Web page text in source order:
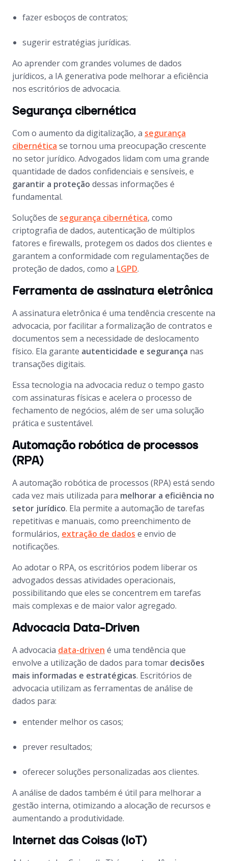
fazer esboços de contratos;
sugerir estratégias jurídicas.
Ao aprender com grandes volumes de dados
jurídicos, a IA generativa pode melhorar a eficiência
nos escritórios de advocacia.
Segurança cibernética
Com o aumento da digitalização, a segurança
cibernética se tornou uma preocupação crescente
no setor jurídico. Advogados lidam com uma grande
quantidade de dados confidenciais e sensíveis, e
garantir a proteção dessas informações é
fundamental.
Soluções de segurança cibernética, como
criptografia de dados, autenticação de múltiplos
fatores e firewalls, protegem os dados dos clientes e
garantem a conformidade com regulamentações de
proteção de dados, como a LGPD.
Ferramenta de assinatura eletrônica
A assinatura eletrônica é uma tendência crescente na
advocacia, por facilitar a formalização de contratos e
documentos sem a necessidade de deslocamento
físico. Ela garante autenticidade e segurança nas
transações digitais.
Essa tecnologia na advocacia reduz o tempo gasto
com assinaturas físicas e acelera o processo de
fechamento de negócios, além de ser uma solução
prática e sustentável.
Automação robótica de processos
(RPA)
A automação robótica de processos (RPA) está sendo
cada vez mais utilizada para melhorar a eficiência no
setor jurídico. Ela permite a automação de tarefas
repetitivas e manuais, como preenchimento de
formulários, extração de dados e envio de
notificações.
Ao adotar o RPA, os escritórios podem liberar os
advogados dessas atividades operacionais,
possibilitando que eles se concentrem em tarefas
mais complexas e de maior valor agregado.
Advocacia Data-Driven
A advocacia data-driven é uma tendência que
envolve a utilização de dados para tomar decisões
mais informadas e estratégicas. Escritórios de
advocacia utilizam as ferramentas de análise de
dados para:
entender melhor os casos;
prever resultados;
oferecer soluções personalizadas aos clientes.
A análise de dados também é útil para melhorar a
gestão interna, otimizando a alocação de recursos e
aumentando a produtividade.
Internet das Coisas (IoT)